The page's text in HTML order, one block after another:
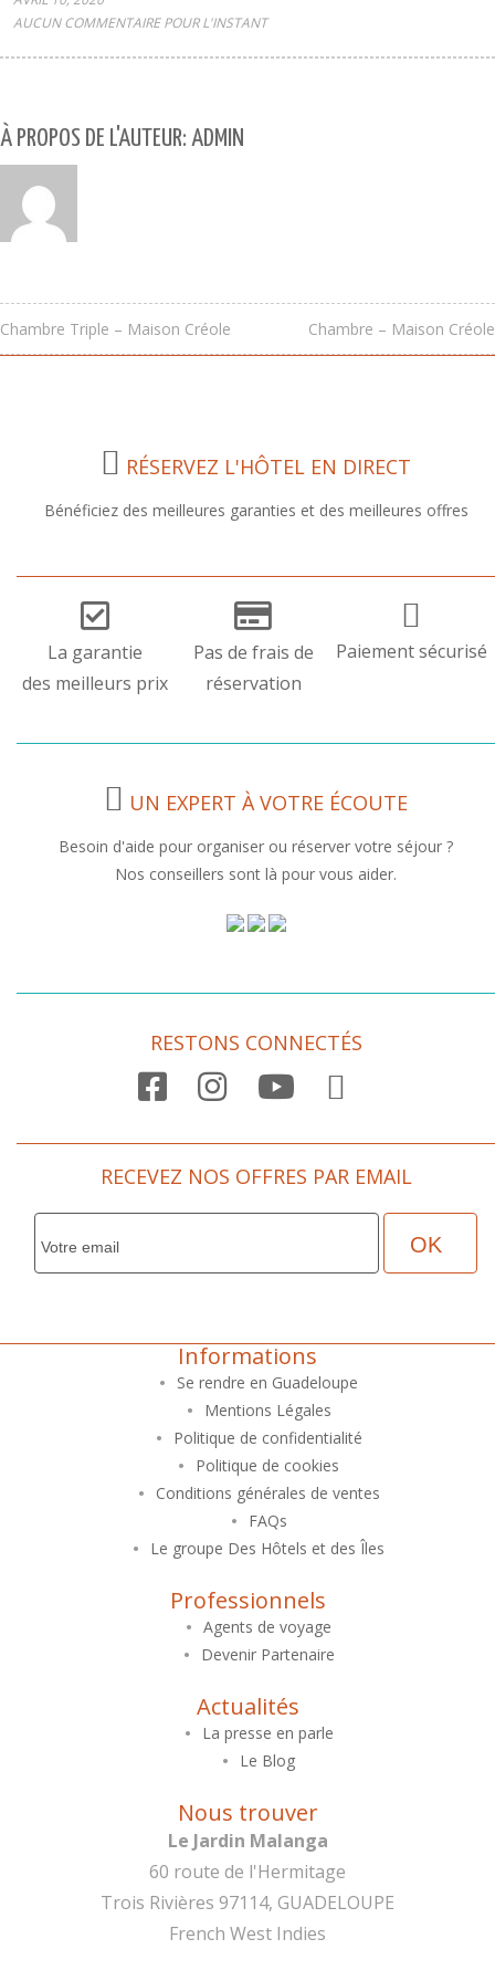
AUCUN COMMENTAIRE POUR L'INSTANT
À PROPOS DE L'AUTEUR: ADMIN
Chambre Triple – Maison Créole Chambre – Maison Créole
RÉSERVEZ L'HÔTEL EN DIRECT
Bénéficiez des meilleures garanties et des meilleures offres
La garantie
des meilleurs prix
Pas de frais de
réservation
Paiement sécurisé
UN EXPERT À VOTRE ÉCOUTE
Besoin d'aide pour organiser ou réserver votre séjour ?
Nos conseillers sont là pour vous aider.
RESTONS CONNECTÉS

RECEVEZ NOS OFFRES PAR EMAIL
Informations
Se rendre en Guadeloupe
Mentions Légales
Politique de confidentialité
Politique de cookies
Conditions générales de ventes
FAQs
Le groupe Des Hôtels et des Îles
Professionnels
Agents de voyage
Devenir Partenaire
Actualités
La presse en parle
Le Blog
Nous trouver
Le Jardin Malanga
60 route de l'Hermitage
Trois Rivières 97114, GUADELOUPE
French West Indies